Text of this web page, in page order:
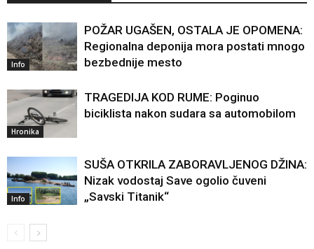
Info
POŽAR UGAŠEN, OSTALA JE OPOMENA:
Regionalna deponija mora postati mnogo
bezbednije mesto
Hronika
TRAGEDIJA KOD RUME: Poginuo
biciklista nakon sudara sa automobilom
Info
SUŠA OTKRILA ZABORAVLJENOG DŽINA:
Nizak vodostaj Save ogolio čuveni
„Savski Titanik“